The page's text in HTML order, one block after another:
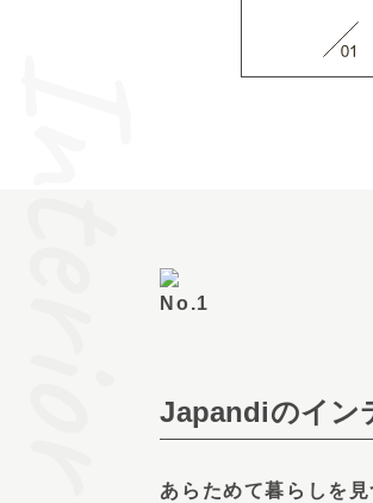
Japandiのイン
あらためて暮らしを